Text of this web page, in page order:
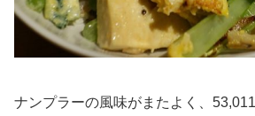
ナンプラーの風味がまたよく、